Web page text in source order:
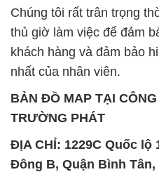
Chúng tôi rất trân trọng
thủ giờ làm việc để đảm
khách hàng và đảm bảo
nhất của nhân viên.
BẢN ĐỒ MAP TẠI
TRƯỜNG PHÁT
ĐỊA CHỈ: 1229C Quốc
Đông B, Quận Bình Tân,